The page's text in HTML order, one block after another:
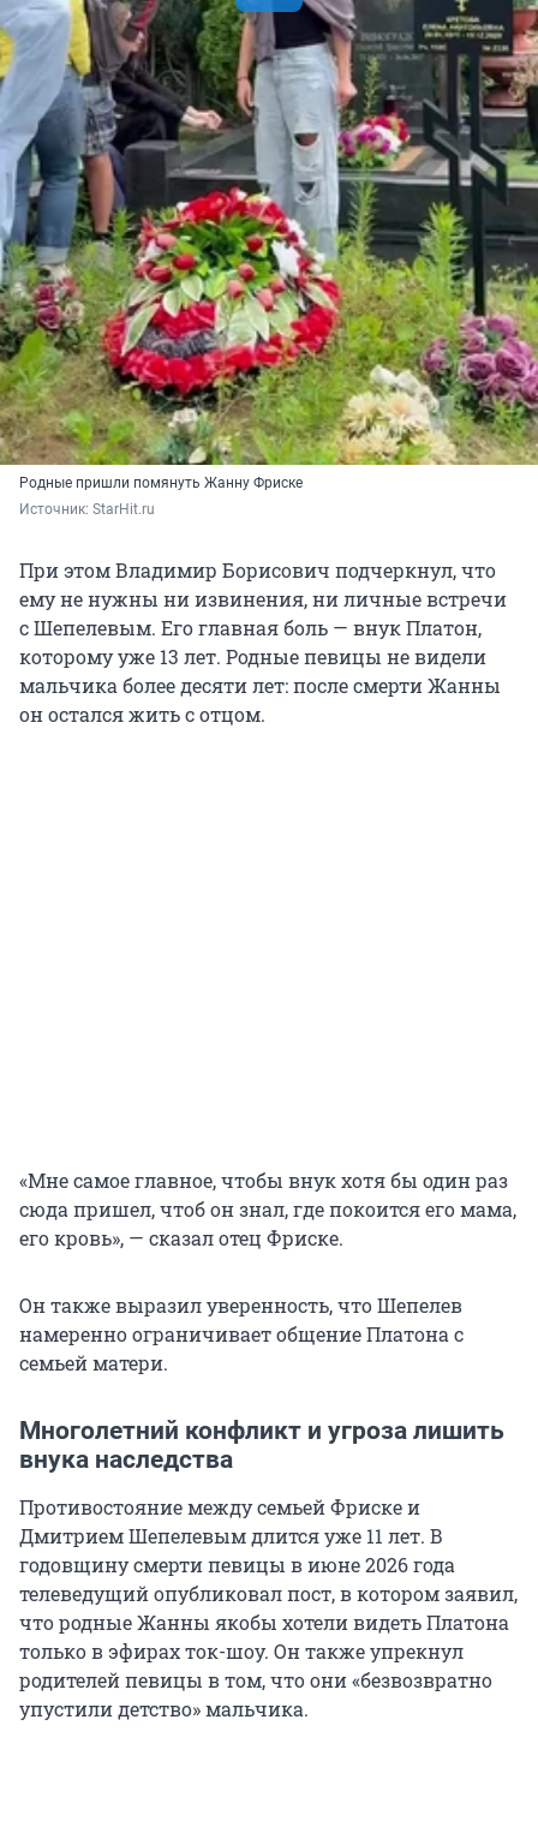
Родные пришли помянуть Жанну Фриске
Источник: StarHit.ru
При этом Владимир Борисович подчеркнул, что
ему не нужны ни извинения, ни личные встречи
с Шепелевым. Его главная боль — внук Платон,
которому уже 13 лет. Родные певицы не видели
мальчика более десяти лет: после смерти Жанны
он остался жить с отцом.
«Мне самое главное, чтобы внук хотя бы один раз
сюда пришел, чтоб он знал, где покоится его мама,
его кровь», — сказал отец Фриске.
Он также выразил уверенность, что Шепелев
намеренно ограничивает общение Платона с
семьей матери.
Многолетний конфликт и угроза лишить
внука наследства
Противостояние между семьей Фриске и
Дмитрием Шепелевым длится уже 11 лет. В
годовщину смерти певицы в июне 2026 года
телеведущий опубликовал пост, в котором заявил,
что родные Жанны якобы хотели видеть Платона
только в эфирах ток-шоу. Он также упрекнул
родителей певицы в том, что они «безвозвратно
упустили детство» мальчика.